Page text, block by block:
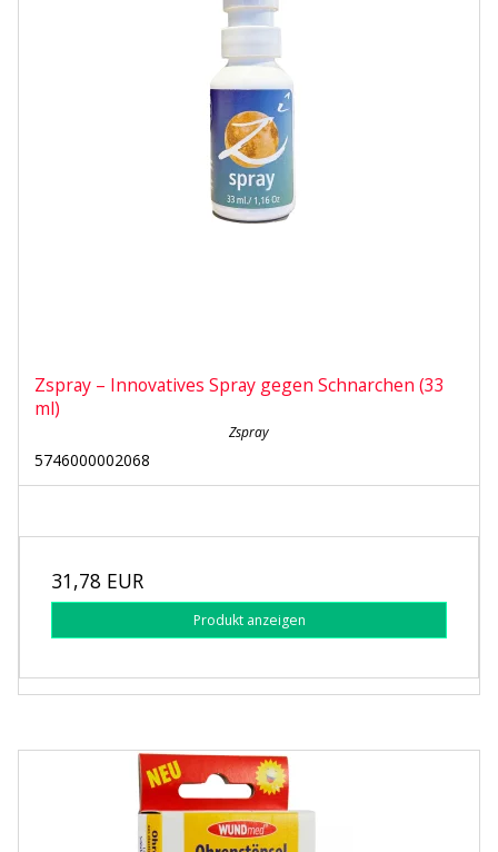
Zspray – Innovatives Spray gegen Schnarchen (33
ml)
Zspray
5746000002068
31,78 EUR
Produkt anzeigen